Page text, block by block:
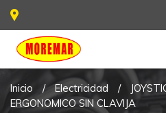
Inicio / Electricidad /
ERGONOMICO SIN CLAVIJA